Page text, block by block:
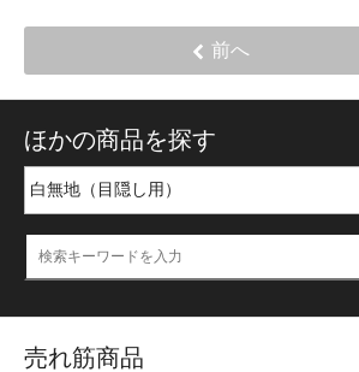
前へ
ほかの商品を探す
売れ筋商品